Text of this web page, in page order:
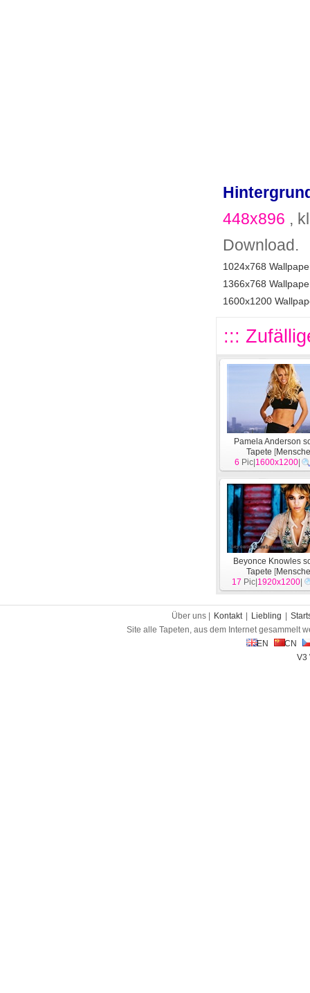
448x896 ,
Download.
1024x768
1366x768
1600x1200
:::
Pamela Anderson
Tapete [
6 Pic| 1600x1200
Beyonce Knowles
Tapete [
17 Pic| 1920x1200
Über uns | Kontakt Liebling
Site alle Tapeten, aus dem Internet gesammelt
EN
CN
V3